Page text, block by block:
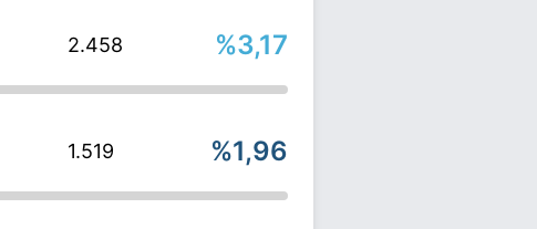
2.458 %3,17
1.519 %1,96